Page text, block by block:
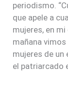
periodismo.
que apele a
mujeres, en
mañana
mujeres de
el patriarcado